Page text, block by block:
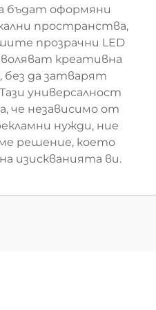
бъдат оформяни
пространства,
прозрачни LED
креативна
без да затварят
универсалност
че независимо от
нужди, ние
решение, което
изискванията ви.